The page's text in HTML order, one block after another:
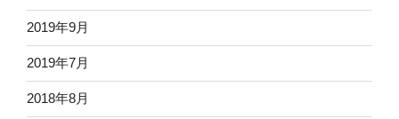
2019年9月
2019年7月
2018年8月